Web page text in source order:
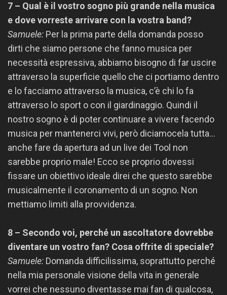
7 – Qual è il vostro sogno più grande nella musica
e dove vorreste arrivare con la vostra band?
Samuele: Per la prima parte della domanda posso
dirti che siamo persone che fanno musica per
necessità espressiva, abbiamo bisogno di far uscire
attraverso la superficie quello che ci portiamo dentro
e lo facciamo attraverso la musica, c’è chi lo fa
attraverso lo sport o con il giardinaggio. Quindi il
nostro sogno è di poter continuare a vivere facendo
musica per mantenerci vivi, però diciamocela tutta…
anche fare da apertura ad un live dei Tool non
sarebbe proprio male! Ecco se proprio dovessi
fissare un obiettivo ideale direi che questo sarebbe
musicalmente il coronamento di un sogno. Non
mettiamo limiti alla provvidenza.
8 – Secondo voi, perché un ascoltatore dovrebbe
diventare un vostro fan? Cosa offrite di speciale?
Samuele: Domanda difficilissima, soprattutto perché
nella mia personale visione della vita in generale
vorrei che nessuno diventasse mai fan di qualcosa,